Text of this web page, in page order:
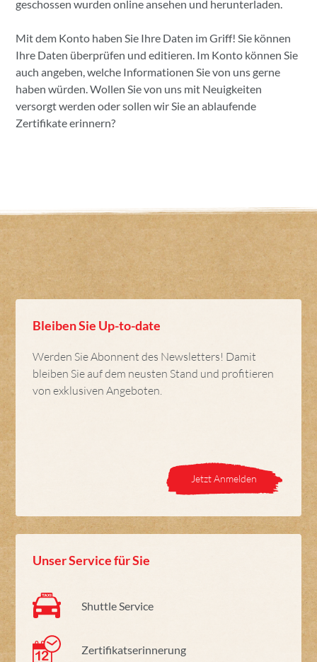
geschossen wurden online ansehen und herunterladen.
Mit dem Konto haben Sie Ihre Daten im Griff! Sie können
Ihre Daten überprüfen und editieren. Im Konto können Sie
auch angeben, welche Informationen Sie von uns gerne
haben würden. Wollen Sie von uns mit Neuigkeiten
versorgt werden oder sollen wir Sie an ablaufende
Zertifikate erinnern?
Bleiben Sie Up-to-date
Werden Sie Abonnent des Newsletters! Damit
bleiben Sie auf dem neusten Stand und profitieren
von exklusiven Angeboten.
Jetzt Anmelden
Unser Service für Sie
Shuttle Service
Zertifikatserinnerung